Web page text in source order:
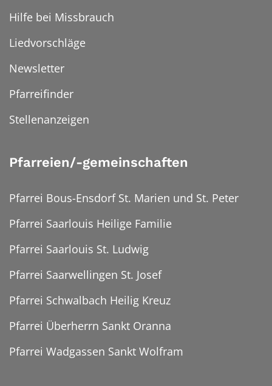
Hilfe bei Missbrauch
Liedvorschläge
Newsletter
Pfarreifinder
Stellenanzeigen
Pfarreien/-gemeinschaften
Pfarrei Bous-Ensdorf St. Marien und St. Peter
Pfarrei Saarlouis Heilige Familie
Pfarrei Saarlouis St. Ludwig
Pfarrei Saarwellingen St. Josef
Pfarrei Schwalbach Heilig Kreuz
Pfarrei Überherrn Sankt Oranna
Pfarrei Wadgassen Sankt Wolfram